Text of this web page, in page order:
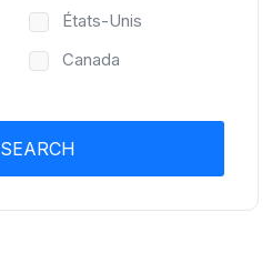
États-Unis
Canada
SEARCH